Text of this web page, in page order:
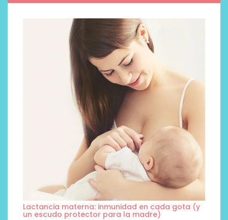
Lactancia materna: inmunidad en cada gota (y
un escudo protector para la madre)